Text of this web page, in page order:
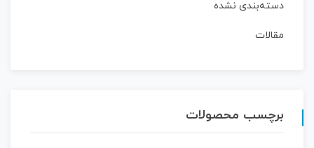
دسته‌بندی نشده
مقالات
برچسب محصولات